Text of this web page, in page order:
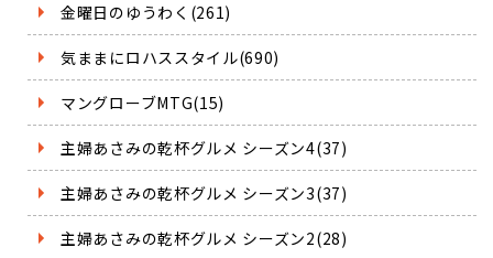
金曜日のゆうわく(261)
気ままにロハススタイル(690)
マングローブMTG(15)
主婦あさみの乾杯グルメ シーズン4(37)
主婦あさみの乾杯グルメ シーズン3(37)
主婦あさみの乾杯グルメ シーズン2(28)